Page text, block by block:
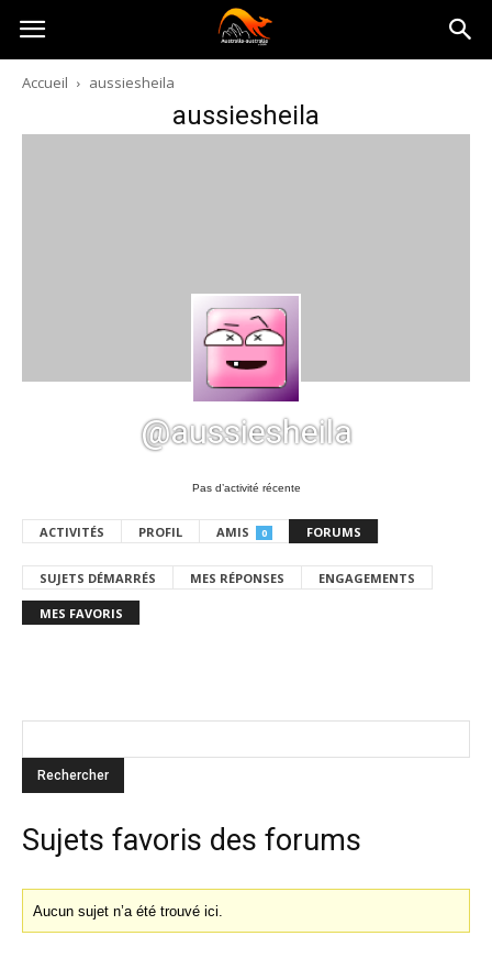
Australia-
australie.com
Accueil aussiesheila
aussiesheila
@aussiesheila
Pas d’activité récente
ACTIVITÉS PROFIL AMIS 0 FORUMS
SUJETS DÉMARRÉS MES RÉPONSES ENGAGEMENTS
MES FAVORIS
Sujets favoris des forums
Aucun sujet n’a été trouvé ici.